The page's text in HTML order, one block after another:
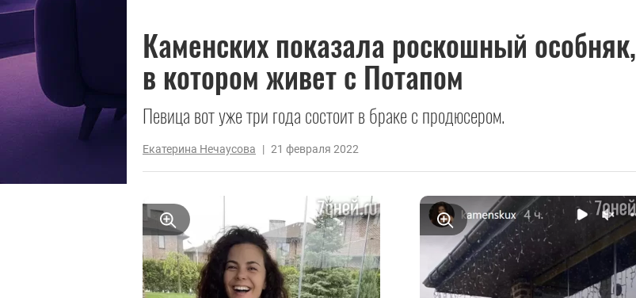
Каменских показала роскошный особняк,
в котором живет с Потапом
Певица вот уже три года состоит в браке с продюсером.
Екатерина Нечаусова | 21 февраля 2022